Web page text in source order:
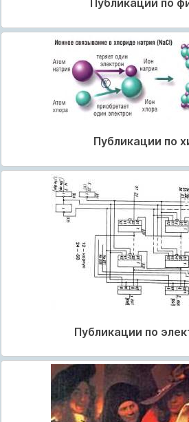
Публикации по
Публикации по